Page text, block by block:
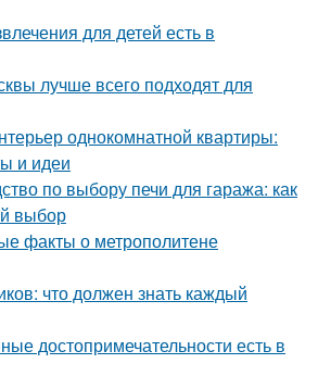
для детей есть в
лучше всего подходят для
однокомнатной квартиры:
и идеи
по выбору печи для гаража: как
выбор
факты о метрополитене
что должен знать каждый
достопримечательности есть в